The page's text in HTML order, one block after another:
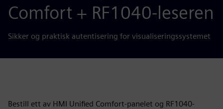
Comfort + RF1040-leseren
Sikker og praktisk autentisering for visualiseringssystemet
Bestill ett av HMI Unified Comfort-panelet og RF1040-